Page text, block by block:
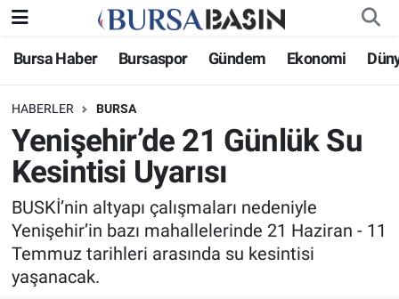
Bursa Haber Bursaspor Gündem Ekonomi
HABERLER BURSA
Yenişehir’de 21 Günlük Su
Kesintisi Uyarısı
BUSKİ’nin altyapı çalışmaları nedeniyle
Yenişehir’in bazı mahallelerinde 21 Haziran - 11
Temmuz tarihleri arasında su kesintisi
yaşanacak.
Bursa Haber
Genel
Politika
Bilim, Teknoloji
KÜLTÜR-SANAT
Bursa Nöbetçi Eczaneler
Bursa Hava Durumu
Bursa Namaz Vakitleri
Bursa Trafik Yoğunluk Haritası
Süper Lig Puan Durumu ve Fikstür